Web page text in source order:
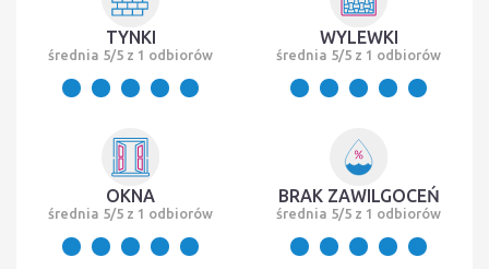
TYNKI
średnia 5/5 z 1 odbiorów
WYLEWKI
średnia 5/5 z 1 odbiorów
OKNA
średnia 5/5 z 1 odbiorów
BRAK ZAWILGOCEŃ
średnia 5/5 z 1 odbiorów